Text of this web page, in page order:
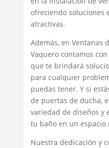
ofreciendo soluciones
atractivas.
Además, en Ventanas
Vaquero contamos
que te brindará
para cualquier
puedas tener. Y si
de puertas de ducha,
variedad de diseños y
tu baño en un
Nuestra dedicación y